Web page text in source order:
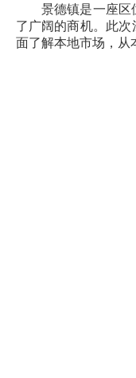
景德镇是一座区
了广阔的商机。此
面了解本地市场，从